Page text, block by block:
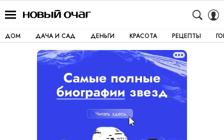
ДОМ ДАЧА И САД ДЕНЬГИ КРАСОТА РЕЦЕПТЫ